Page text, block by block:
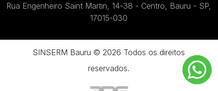
Rua Engenheiro Saint Martin, 14-38 - Centro, Bauru - SP,
17015-030
SINSERM Bauru © 2026 Todos os direitos
reservados.